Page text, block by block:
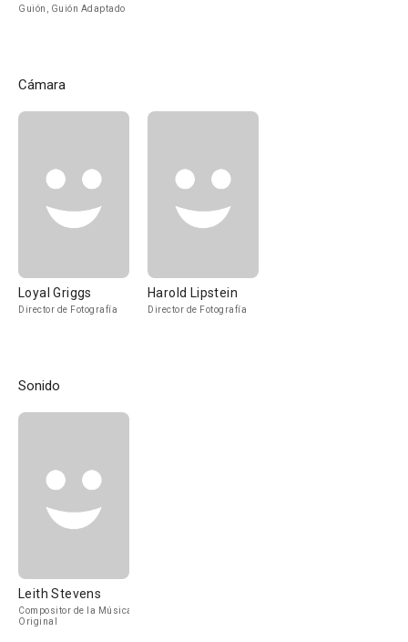
Guión, Guión Adaptado
Cámara
Loyal Griggs
Director de Fotografía
Harold Lipstein
Director de Fotografía
Sonido
Leith Stevens
Compositor de la Música
Original